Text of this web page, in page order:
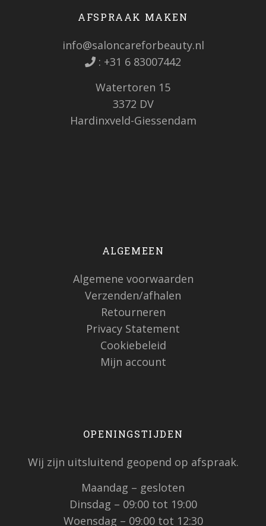
AFSPRAAK MAKEN
info@saloncareforbeauty.nl
: +31 6 83007442
Watertoren 15
3372 DV
Hardinxveld-Giessendam
ALGEMEEN
Algemene voorwaarden
Verzenden/afhalen
Retourneren
Privacy Statement
Cookiebeleid
Mijn account
OPENINGSTIJDEN
Wij zijn uitsluitend geopend op afspraak.
Maandag – gesloten
Dinsdag – 09:00 tot 19:00
Woensdag – 09:00 tot 12:30